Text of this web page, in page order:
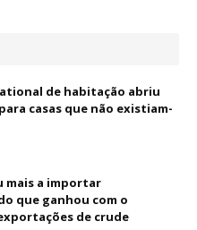
de habitação abriu
casas que não existiam-
mais a importar
que ganhou com o
de crude